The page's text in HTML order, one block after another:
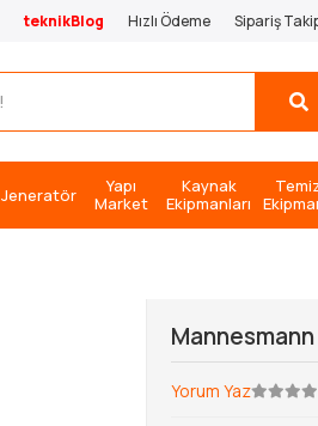
teknikBlog Hızlı Ödeme Sipariş
Jeneratör
Yapı
Market
Kaynak
Ekipmanları
Yorum Yaz